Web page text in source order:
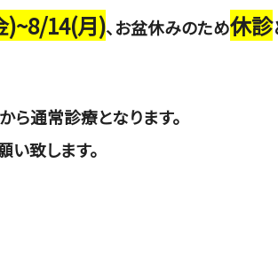
)~8/14(月)、お盆休みのため休診
ら通常診療となります。
い致します。